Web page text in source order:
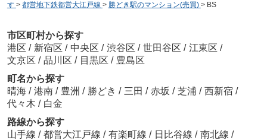
す > 都営地下鉄都営大江戸線 > 勝どき駅のマンション(売買) > BS
市区町村から探す
港区 / 新宿区 / 中央区 / 渋谷区 / 世田谷区 / 江東区 /
文京区 / 品川区 / 目黒区 / 豊島区
町名から探す
晴海 / 港南 / 豊洲 / 勝どき / 三田 / 赤坂 / 芝浦 / 西新宿 /
代々木 / 白金
路線から探す
山手線 / 都営大江戸線 / 有楽町線 / 日比谷線 / 南北線 /